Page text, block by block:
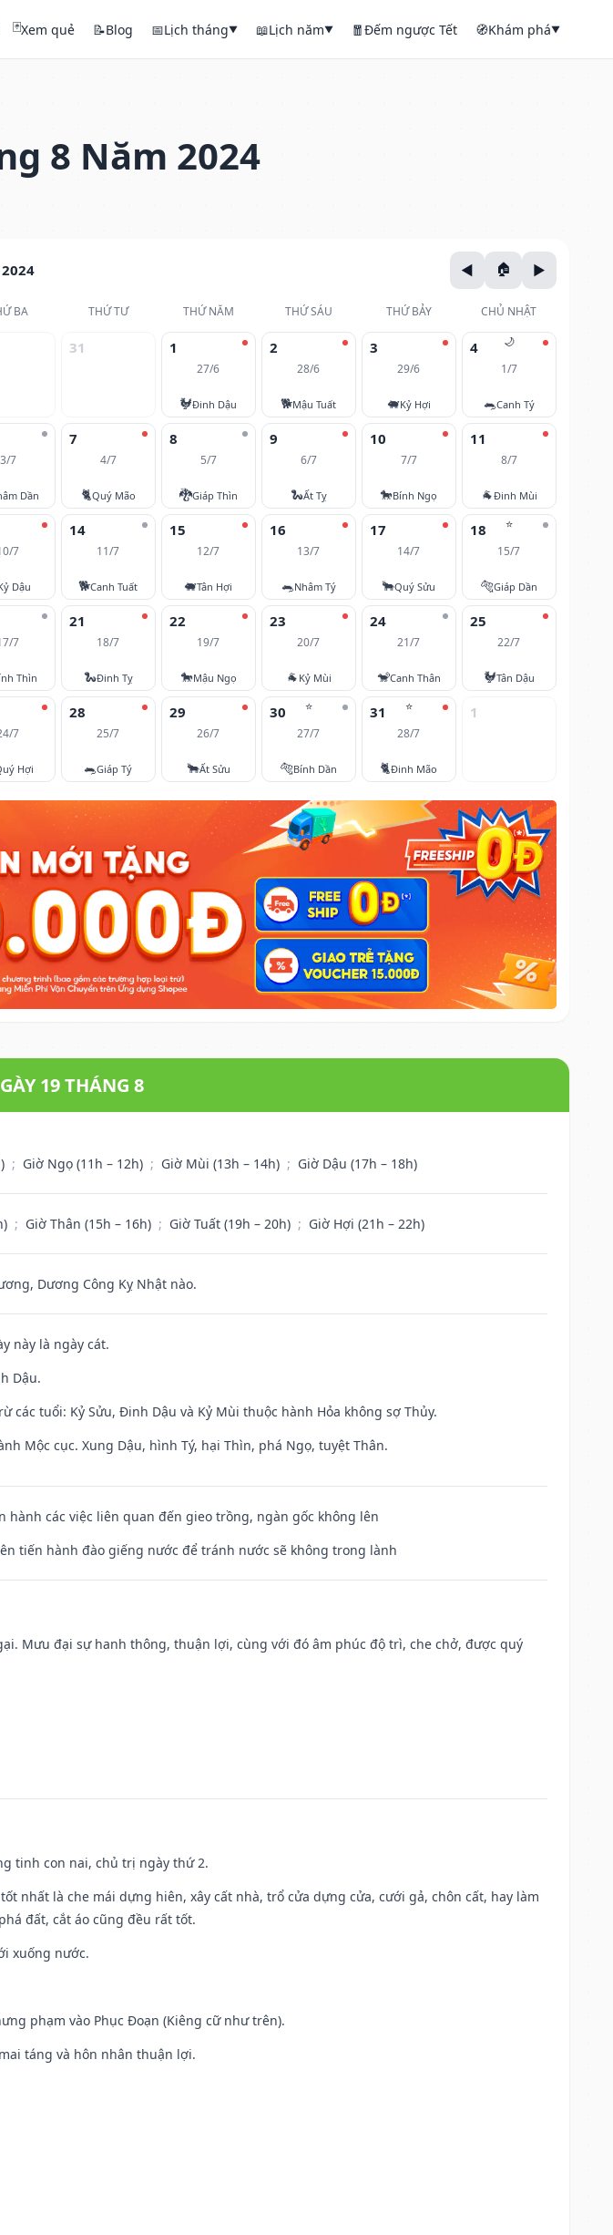
🃏Xem quẻ 📝Blog 📅Lịch tháng▼ 📖Lịch năm▼ 🧧Đếm ngược Tết 🧭Khám phá▼
8 Năm 2024
BA THỨ TƯ THỨ NĂM THỨ SÁU THỨ BẢY CHỦ NHẬT
31 1
27/6
🐓Đinh Dậu
2
28/6
🐕Mậu Tuất
3
29/6
🐖Kỷ Hợi
🌙
4
1/7
🐀Canh Tý
3/7
Dần
7
4/7
🐈Quý Mão
8
5/7
🐉Giáp Thìn
9
6/7
🐍Ất Tỵ
10
7/7
🐎Bính Ngọ
11
8/7
🐐Đinh Mùi
7
Dậu
14
11/7
🐕Canh Tuất
15
12/7
🐖Tân Hợi
16
13/7
🐀Nhâm Tý
17
14/7
🐂Quý Sửu
⭐
18
15/7
🐅Giáp Dần
7
Thìn
21
18/7
🐍Đinh Tỵ
22
19/7
🐎Mậu Ngọ
23
20/7
🐐 Kỷ Mùi
24
21/7
🐒Canh Thân
25
22/7
🐓Tân Dậu
7
Hợi
28
25/7
🐀Giáp Tý
29
26/7
🐂Ất Sửu
⭐
30
27/7
🐅Bính Dần
⭐
31
28/7
🐈Đinh Mão
1
19 THÁNG 8
; Giờ Ngọ (11h – 12h) ; Giờ Mùi (13h – 14h) ; Giờ Dậu (17h – 18h)
; Giờ Thân (15h – 16h) ; Giờ Tuất (19h – 20h) ; Giờ Hợi (21h – 22h)
Dương Công Kỵ Nhật nào.
này là ngày cát.
Dậu.
các tuổi: Kỷ Sửu, Đinh Dậu và Kỷ Mùi thuộc hành Hỏa không sợ Thủy.
Mộc cục. Xung Dậu, hình Tý, hại Thìn, phá Ngọ, tuyệt Thân.
hành các việc liên quan đến gieo trồng, ngàn gốc không lên
tiến hành đào giếng nước để tránh nước sẽ không trong lành
Mưu đại sự hanh thông, thuận lợi, cùng với đó âm phúc độ trì, che chở, được quý
tinh con nai, chủ trị ngày thứ 2.
nhất là che mái dựng hiên, xây cất nhà, trổ cửa dựng cửa, cưới gả, chôn cất, hay làm
đất, cắt áo cũng đều rất tốt.
xuống nước.
phạm vào Phục Đoạn (Kiêng cữ như trên).
táng và hôn nhân thuận lợi.